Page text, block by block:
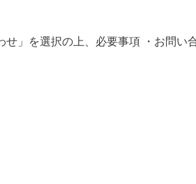
」を選択の上、必要事項 ・お問い